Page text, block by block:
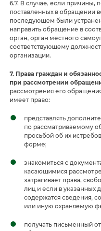
6.7. В случае, если причины,
поставленных в обращении
последующем были
направить обращение в
орган, орган местного
соответствующему
организации.
7. Права граждан и
при рассмотрении
рассмотрения его
имеет право:
представлять
по рассматриваемому
просьбой об их
форме;
знакомиться с
касающимися
затрагивает права,
лиц и если в указанных
содержатся сведения,
или иную охраняемую
получать письменный